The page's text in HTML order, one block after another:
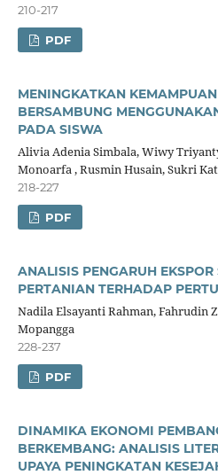
210-217
PDF
MENINGKATKAN
BERSAMBUNG
PADA SISWA
Alivia Adenia Simbala, Wiwy
Monoarfa , Rusmin Husain, Sukri
218-227
PDF
ANALISIS PENGARUH
PERTANIAN TERHADAP
Nadila Elsayanti Rahman, Fahrudin
Mopangga
228-237
PDF
DINAMIKA EKONOMI
BERKEMBANG: ANALISIS
UPAYA PENINGKATAN